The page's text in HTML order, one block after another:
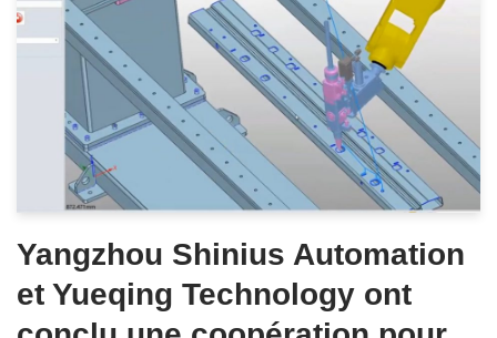
Yangzhou Shinius Automation
et Yueqing Technology ont